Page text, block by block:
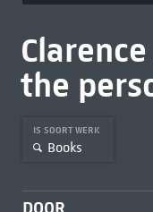
the
IS SOORT WERK
Books